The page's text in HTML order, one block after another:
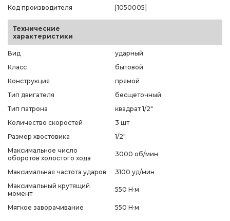
Код производителя
[1050005]
Технические
характеристики
Вид
ударный
Класс
бытовой
Конструкция
прямой
Тип двигателя
бесщеточный
Тип патрона
квадрат 1/2"
Количество скоростей
3 шт
Размер хвостовика
1/2"
Максимальное число
оборотов холостого хода
3000 об/мин
Максимальная частота ударов
3100 уд/мин
Максимальный крутящий
момент
550 Н·м
Мягкое заворачивание 550 Н·м